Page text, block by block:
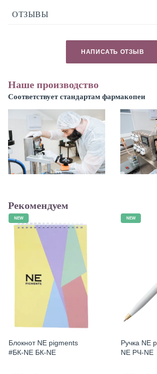
ОТЗЫВЫ
НАПИСАТЬ ОТЗЫВ
Наше производство
Соответствует стандартам фармакопеи
Рекомендуем
NEW
Блокнот NE pigments
#БК-NE БК-NE
NEW
Ручка NE
NE РЧ-NE